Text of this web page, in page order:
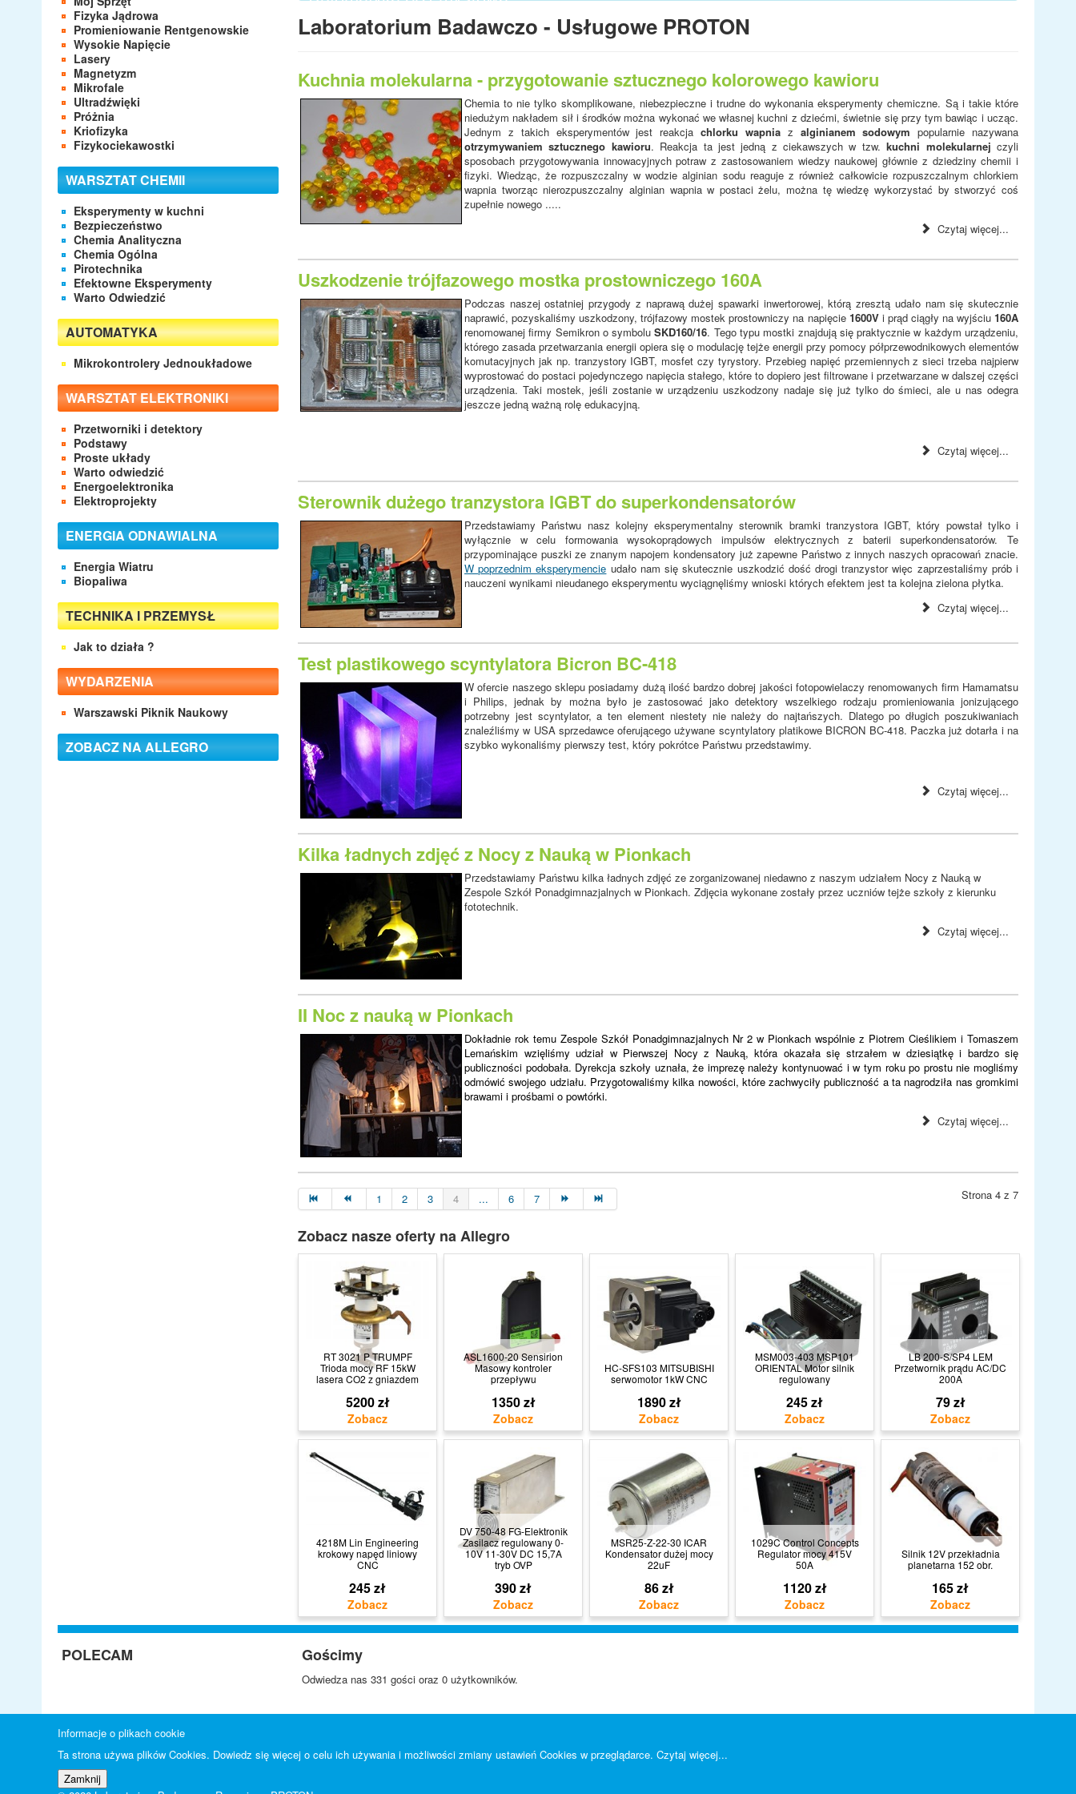
Fizyka Jądrowa
Promieniowanie Rentgenowskie
Wysokie Napięcie
Lasery
Magnetyzm
Mikrofale
Ultradźwięki
Próżnia
Kriofizyka
Fizykociekawostki
WARSZTAT CHEMII
Eksperymenty w kuchni
Bezpieczeństwo
Chemia Analityczna
Chemia Ogólna
Pirotechnika
Efektowne Eksperymenty
Warto Odwiedzić
AUTOMATYKA
Mikrokontrolery Jednoukładowe
WARSZTAT ELEKTRONIKI
Przetworniki i detektory
Podstawy
Proste układy
Warto odwiedzić
Energoelektronika
Elektroprojekty
ENERGIA ODNAWIALNA
Energia Wiatru
Biopaliwa
TECHNIKA I PRZEMYSŁ
Jak to działa ?
WYDARZENIA
Warszawski Piknik Naukowy
ZOBACZ NA ALLEGRO
- Laboratorium,
- Elementy budowy maszyn i wiele innych.
Laboratorium Badawczo - Usługowe PROTON
Kuchnia molekularna - przygotowanie sztucznego kolorowego kawioru
Chemia to nie tylko skomplikowane, niebezpieczne i trudne do wykonania eksperymenty chemiczne. Są i takie które
niedużym nakładem sił i środków można wykonać we własnej kuchni z dziećmi, świetnie się przy tym bawiąc i ucząc.
Jednym z takich eksperymentów jest reakcja chlorku wapniaz alginianem sodowym popularnie nazywana
otrzymywaniem sztucznego kawioru. Reakcja ta jest jedną z ciekawszych w tzw.kuchni molekularnej czyli
sposobach przygotowywania innowacyjnych potraw z zastosowaniem wiedzy naukowej głównie z dziedziny chemii i
fizyki. Wiedząc, że rozpuszczalny w wodzie alginian sodu reaguje z również całkowicie rozpuszczalnym chlorkiem
wapnia tworząc nierozpuszczalny alginian wapnia w postaci żelu, można tę wiedzę wykorzystać by stworzyć coś
zupełnie nowego .....
Czytaj więcej...
Uszkodzenie trójfazowego mostka prostowniczego 160A
Podczas naszej ostatniej przygody z naprawą dużej spawarki inwertorowej, którą zresztą udało nam się skutecznie
naprawić, pozyskaliśmy uszkodzony, trójfazowy mostek prostowniczy na napięcie 1600V i prąd ciągły na wyjściu160A
renomowanej firmy Semikron o symboluSKD160/16. Tego typu mostki znajdują się praktycznie w każdym urządzeniu,
którego zasada przetwarzania energii opiera się o modulację tejże energii przy pomocy półprzewodnikowych elementów
komutacyjnych jak np. tranzystory IGBT, mosfet czy tyrystory. Przebieg napięć przemiennych z sieci trzeba najpierw
wyprostować do postaci pojedynczego napięcia stałego, które to dopiero jest filtrowane i przetwarzane w dalszej części
urządzenia. Taki mostek, jeśli zostanie w urządzeniu uszkodzony nadaje się już tylko do śmieci, ale u nas odegra
jeszcze jedną ważną rolę edukacyjną.
Czytaj więcej...
Sterownik dużego tranzystora IGBT do superkondensatorów
Przedstawiamy Państwu nasz kolejny eksperymentalny sterownik bramki tranzystora IGBT, który powstał tylko i
wyłącznie w celu formowania wysokoprądowych impulsów elektrycznych z baterii superkondensatorów. Te
przypominające puszki ze znanym napojem kondensatory już zapewne Państwo z innych naszych opracowań znacie.
W poprzednim eksperymencie udało nam się skutecznie uszkodzić dość drogi tranzystor więc zaprzestaliśmy prób i
nauczeni wynikami nieudanego eksperymentu wyciągnęliśmy wnioski których efektem jest ta kolejna zielona płytka.
Czytaj więcej...
Test plastikowego scyntylatora Bicron BC-418
W ofercie naszego sklepu posiadamy dużą ilość bardzo dobrej jakości fotopowielaczy renomowanych firm Hamamatsu
i Philips, jednak by można było je zastosować jako detektory wszelkiego rodzaju promieniowania jonizującego
potrzebny jest scyntylator, a ten element niestety nie należy do najtańszych. Dlatego po długich poszukiwaniach
znaleźliśmy w USA sprzedawce oferującego używane scyntylatory platikowe BICRON BC-418. Paczka już dotarła i na
szybko wykonaliśmy pierwszy test, który pokrótce Państwu przedstawimy.
Czytaj więcej...
Kilka ładnych zdjęć z Nocy z Nauką w Pionkach
Przedstawiamy Państwu kilka ładnych zdjęć ze zorganizowanej niedawno z naszym udziałem Nocy z Nauką w
Zespole Szkół Ponadgimnazjalnych w Pionkach. Zdjęcia wykonane zostały przez uczniów tejże szkoły z kierunku
fototechnik.
Czytaj więcej...
II Noc z nauką w Pionkach
Dokładnie rok temu Zespole Szkół Ponadgimnazjalnych Nr 2 w Pionkach wspólnie z Piotrem Cieślikiem i Tomaszem
Lemańskim wzięliśmy udział w Pierwszej Nocy z Nauką, która okazała się strzałem w dziesiątkę i bardzo się
publiczności podobała. Dyrekcja szkoły uznała, że imprezę należy kontynuować i w tym roku po prostu nie mogliśmy
odmówić swojego udziału. Przygotowaliśmy kilka nowości, które zachwyciły publiczność a ta nagrodziła nas gromkimi
brawami i prośbami o powtórki.
Czytaj więcej...
Strona 4 z 7
1 2 3 4 ... 6 7
Zobacz nasze oferty na Allegro
RT 3021 P TRUMPF
Trioda mocy RF 15kW
lasera CO2 z gniazdem
5200 zł
ASL1600-20 Sensirion
Masowy kontroler
przepływu
1350 zł
HC-SFS103 MITSUBISHI
serwomotor 1kW CNC
1890 zł
MSM003-403 MSP101
ORIENTAL Motor silnik
regulowany
245 zł
LB 200-S/SP4 LEM
Przetwornik prądu AC/DC
200A
79 zł
4218M Lin Engineering
krokowy napęd liniowy
CNC
245 zł
DV 750-48 FG-Elektronik
Zasilacz regulowany 0-
10V 11-30V DC 15,7A
tryb OVP
390 zł
MSR25-Z-22-30 ICAR
Kondensator dużej mocy
22uF
86 zł
1029C Control Concepts
Regulator mocy 415V
50A
1120 zł
Silnik 12V przekładnia
planetarna 152 obr.
165 zł
POLECAM Gościmy
Odwiedza nas 331 gości oraz 0 użytkowników.
Informacje o plikach cookie
Ta strona używa plików Cookies. Dowiedz się więcej o celu ich używania i możliwości zmiany ustawień Cookies w przeglądarce. Czytaj więcej...